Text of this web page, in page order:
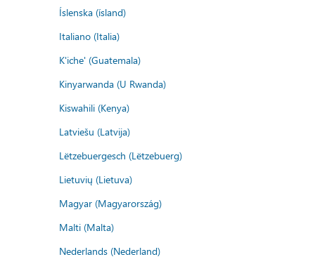
Íslenska (ísland)
Italiano (Italia)
K'iche' (Guatemala)
Kinyarwanda (U Rwanda)
Kiswahili (Kenya)
Latviešu (Latvija)
Lëtzebuergesch (Lëtzebuerg)
Lietuvių (Lietuva)
Magyar (Magyarország)
Malti (Malta)
Nederlands (Nederland)